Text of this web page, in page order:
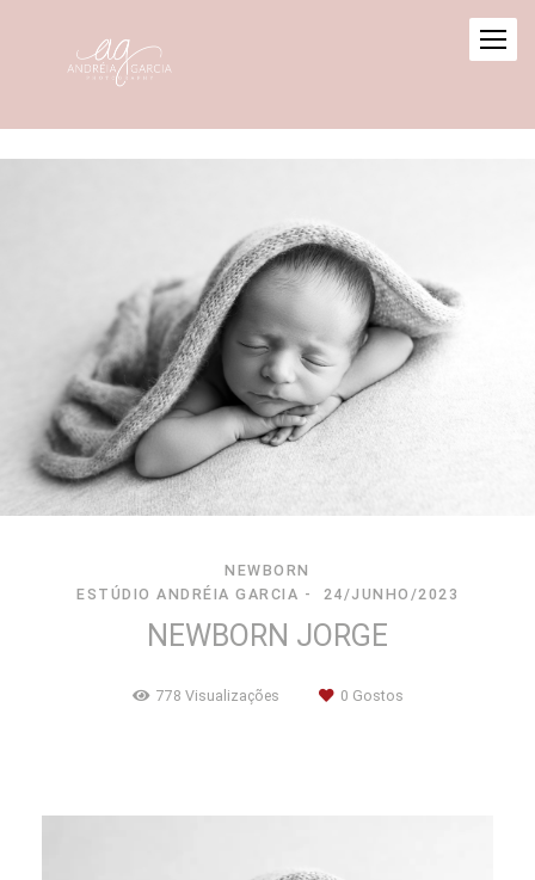
NEWBORN
ESTÚDIO ANDRÉIA GARCIA
24/JUNHO/2023
NEWBORN JORGE
778 Visualizações 0 Gostos